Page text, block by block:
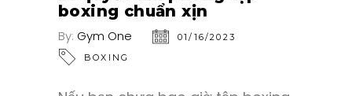
boxing chuẩn xịn
By: Gym One
01/16/2023
BOXING